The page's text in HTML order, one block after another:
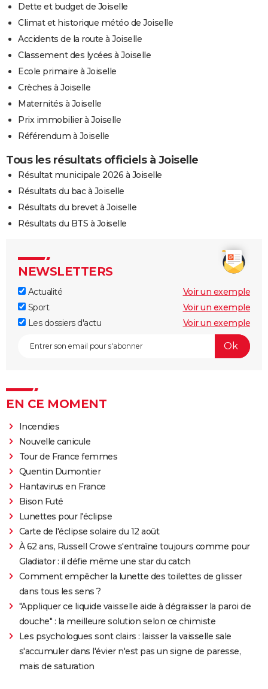
Dette et budget de Joiselle
Climat et historique météo de Joiselle
Accidents de la route à Joiselle
Classement des lycées à Joiselle
Ecole primaire à Joiselle
Crèches à Joiselle
Maternités à Joiselle
Prix immobilier à Joiselle
Référendum à Joiselle
Tous les résultats officiels à Joiselle
Résultat municipale 2026 à Joiselle
Résultats du bac à Joiselle
Résultats du brevet à Joiselle
Résultats du BTS à Joiselle
NEWSLETTERS
Actualité
Voir un exemple
Sport
Voir un exemple
Les dossiers d'actu
Voir un exemple
EN CE MOMENT
Incendies
Nouvelle canicule
Tour de France femmes
Quentin Dumontier
Hantavirus en France
Bison Futé
Lunettes pour l'éclipse
Carte de l'éclipse solaire du 12 août
À 62 ans, Russell Crowe s'entraîne toujours comme pour
Gladiator : il défie même une star du catch
Comment empêcher la lunette des toilettes de glisser
dans tous les sens ?
"Appliquer ce liquide vaisselle aide à dégraisser la paroi de
douche" : la meilleure solution selon ce chimiste
Les psychologues sont clairs : laisser la vaisselle sale
s'accumuler dans l'évier n'est pas un signe de paresse,
mais de saturation